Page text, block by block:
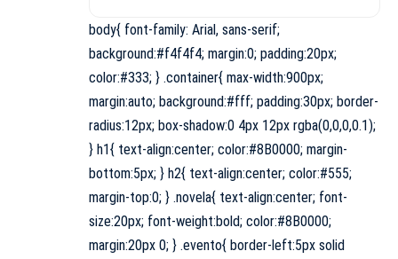
body{ font-family: Arial, sans-serif;
background:#f4f4f4; margin:0; padding:20px;
color:#333; } .container{ max-width:900px;
margin:auto; background:#fff; padding:30px; border-
radius:12px; box-shadow:0 4px 12px rgba(0,0,0,0.1);
} h1{ text-align:center; color:#8B0000; margin-
bottom:5px; } h2{ text-align:center; color:#555;
margin-top:0; } .novela{ text-align:center; font-
size:20px; font-weight:bold; color:#8B0000;
margin:20px 0; } .evento{ border-left:5px solid